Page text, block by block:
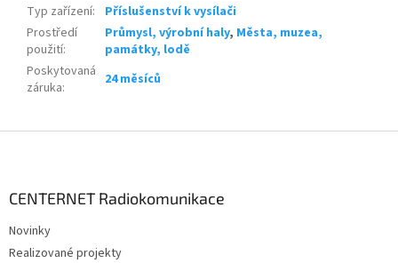
Typ zařízení:
Příslušenství k vysílači
Prostředí
použití:
Průmysl, výrobní haly, Města, muzea,
památky, lodě
Poskytovaná
záruka: 24 měsíců
CENTERNET Radiokomunikace
Novinky
Realizované projekty